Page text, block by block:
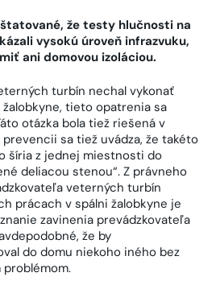
že testy hlučnosti na
vysokú úroveň infrazvuku,
ani domovou izoláciou.
turbín nechal vykonať
tieto opatrenia sa
otázka bola tiež riešená v
sa tiež uvádza, že takéto
šíria z jednej miestnosti do
deliacou stenou“. Z právneho
veterných turbín
prácach v spálni žalobkyne je
zavinenia prevádzkovateľa
že by
do domu niekoho iného bez